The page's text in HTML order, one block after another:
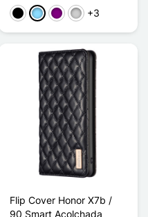
NegroAzul claro
Púrpura
Plata+3
Flip Cover Honor X7b /
90 Smart Acolchada